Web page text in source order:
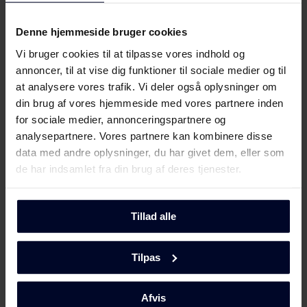
Denne hjemmeside bruger cookies
Vi bruger cookies til at tilpasse vores indhold og
annoncer, til at vise dig funktioner til sociale medier og til
at analysere vores trafik. Vi deler også oplysninger om
din brug af vores hjemmeside med vores partnere inden
for sociale medier, annonceringspartnere og
analysepartnere. Vores partnere kan kombinere disse
data med andre oplysninger, du har givet dem, eller som
de har indsamlet fra din brug af deres tjenester.
Tillad alle
Tilpas
Afvis
Produktdatablad
Produktinformation
(DK,EN,FI,SV,NO)
Download
Brugervejledning
advarsler (DK)
Sikkerhedsoplysninger og
advarsler (FI)
Download
Sikkerhedsoplysninger og
advarsler (NO)
Vis mere
MødGRAM